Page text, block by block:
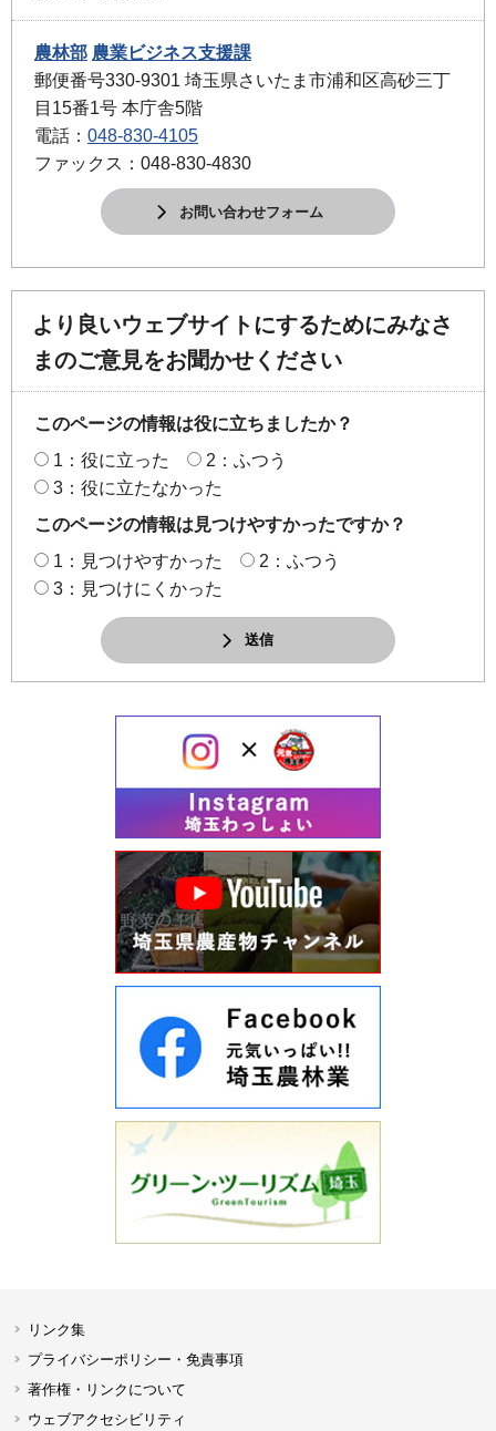
農林部 農業ビジネス支援課
郵便番号330-9301 埼玉県さいたま市浦和区高砂三丁
目15番1号 本庁舎5階
電話： 048-830-4105
ファックス：048-830-4830
お問い合わせフォーム
より良いウェブサイトにするためにみなさ
まのご意見をお聞かせください
このページの情報は役に立ちましたか？
1：役に立った
2：ふつう
3：役に立たなかった
このページの情報は見つけやすかったですか？
1：見つけやすかった
2：ふつう
3：見つけにくかった
送信
リンク集
プライバシーポリシー・免責事項
著作権・リンクについて
ウェブアクセシビリティ